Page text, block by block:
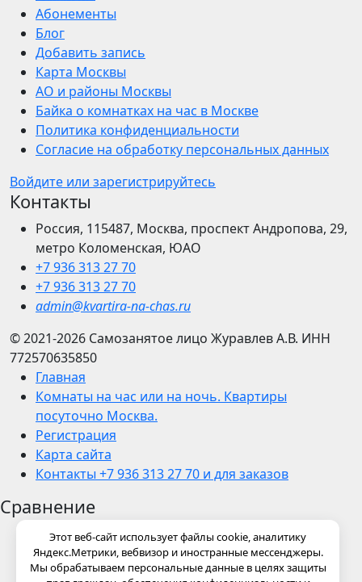
Абонементы
Блог
Добавить запись
Карта Москвы
АО и районы Москвы
Байка о комнатках на час в Москве
Политика конфиденциальности
Согласие на обработку персональных данных
Войдите или зарегистрируйтесь
Контакты
Россия, 115487, Москва, проспект Андропова, 29,
метро Коломенская, ЮАО
+7 936 313 27 70
+7 936 313 27 70
admin@kvartira-na-chas.ru
© 2021-2026 Самозанятое лицо Журавлев А.В. ИНН
772570635850
Главная
Комнаты на час или на ночь. Квартиры
посуточно Москва.
Регистрация
Карта сайта
Контакты +7 936 313 27 70 и для заказов
Сравнение
Этот веб-сайт использует файлы cookie, аналитику
Яндекс.Метрики, вебвизор и иностранные мессенджеры.
Мы обрабатываем персональные данные в целях защиты